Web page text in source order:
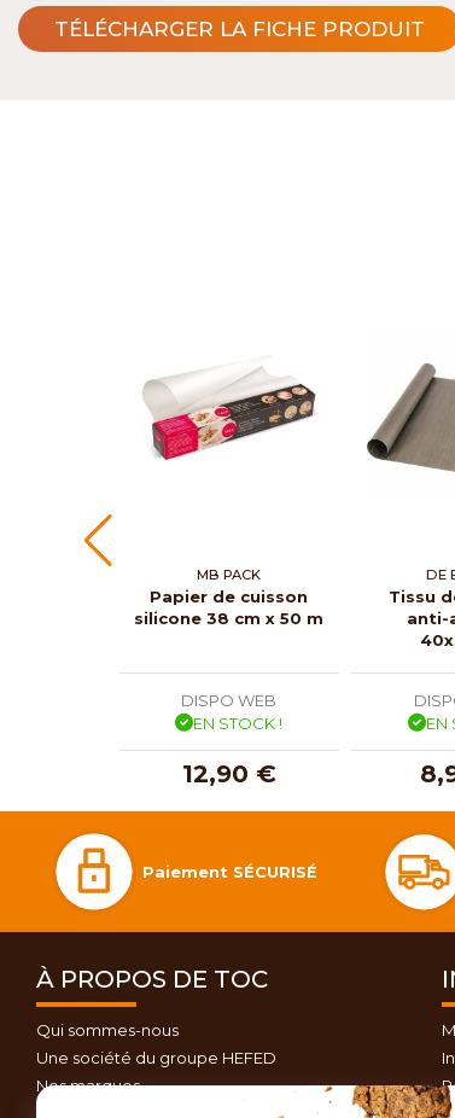
TÉLÉCHARGER LA FICHE PRODUIT
MB PACK
Papier de cuisson
silicone 38 cm x 50 m
DISPO WEB
EN STOCK !
12,90 €
DE
Tissu
anti-
EN
Paiement SÉCURISÉ
À PROPOS DE TOC
Qui sommes-nous
Une société du groupe HEFED
Nos marques